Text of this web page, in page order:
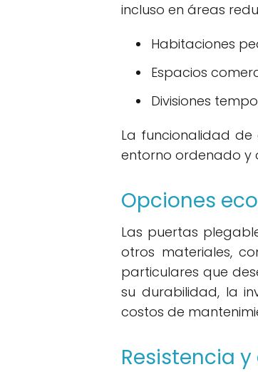
incluso en áreas
Habitaciones
Espacios
Divisiones
La funcionalidad
entorno ordenado y
Opciones
Las puertas
otros materiales,
particulares que
su durabilidad, la
costos de
Resistencia